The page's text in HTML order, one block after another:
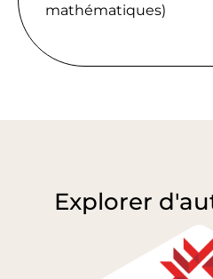
mathématiques)
Explorer